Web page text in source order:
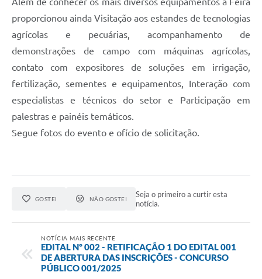
proporcionou ainda Visitação aos estandes de tecnologias
agrícolas e pecuárias, acompanhamento de
demonstrações de campo com máquinas agrícolas,
contato com expositores de soluções em irrigação,
fertilização, sementes e equipamentos, Interação com
especialistas e técnicos do setor e Participação em
palestras e painéis temáticos.
Segue fotos do evento e ofício de solicitação.
GOSTEI NÃO GOSTEI
Seja o primeiro a curtir esta
notícia.
NOTÍCIA MAIS RECENTE
EDITAL Nº 002 - RETIFICAÇÃO 1 DO EDITAL 001
DE ABERTURA DAS INSCRIÇÕES - CONCURSO
PÚBLICO 001/2025